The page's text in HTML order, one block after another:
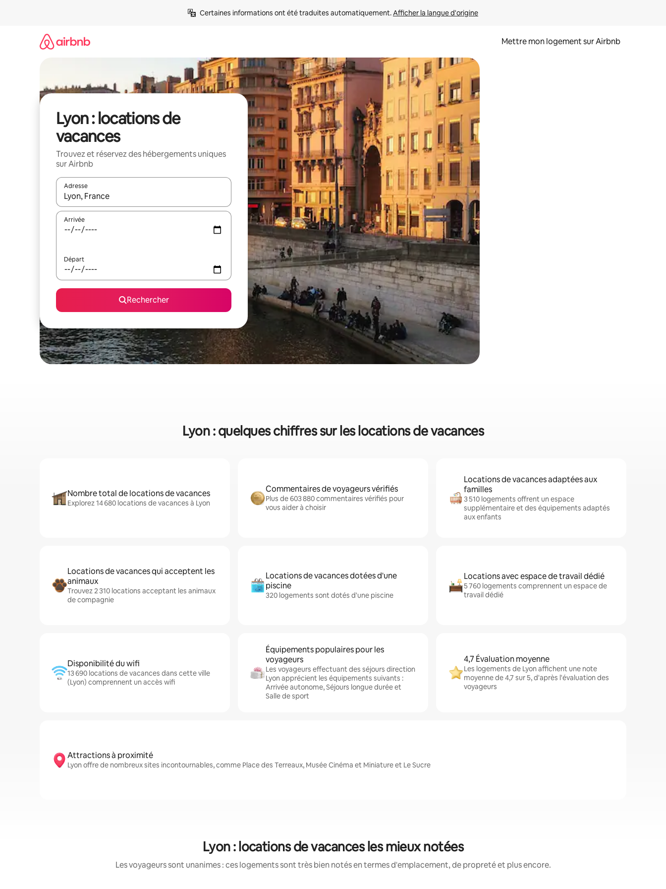
Certaines informations ont été traduites automatiquement. Afficher la langue d'origine
Mettre mon logement sur Airbnb
Lyon : locations de
vacances
Trouvez et réservez des hébergements uniques
sur Airbnb
Adresse
Lorsque les résultats s'affichent, utilisez les flèches vers le haut et vers le bas pour les parcourir ou en appuyant et en faisant glisser.
Arrivée
Départ
Rechercher
Lyon : quelques chiffres sur les locations de vacances
Nombre total de locations de vacances
Explorez 14 680 locations de vacances à Lyon
Commentaires de voyageurs vérifiés
Plus de 603 880 commentaires vérifiés pour
vous aider à choisir
Locations de vacances adaptées aux
familles
3 510 logements offrent un espace
supplémentaire et des équipements adaptés
aux enfants
Locations de vacances qui acceptent les
animaux
Trouvez 2 310 locations acceptant les animaux
de compagnie
Locations de vacances dotées d'une
piscine
320 logements sont dotés d'une piscine
Locations avec espace de travail dédié
5 760 logements comprennent un espace de
travail dédié
Disponibilité du wifi
13 690 locations de vacances dans cette ville
(Lyon) comprennent un accès wifi
Équipements populaires pour les
voyageurs
Les voyageurs effectuant des séjours direction
Lyon apprécient les équipements suivants :
Arrivée autonome, Séjours longue durée et
Salle de sport
4,7 Évaluation moyenne
Les logements de Lyon affichent une note
moyenne de 4,7 sur 5, d'après l'évaluation des
voyageurs
Attractions à proximité
Lyon offre de nombreux sites incontournables, comme Place des Terreaux, Musée Cinéma et Miniature et Le Sucre
Lyon : locations de vacances les mieux notées
Les voyageurs sont unanimes : ces logements sont très bien notés en termes d'emplacement, de propreté et plus encore.